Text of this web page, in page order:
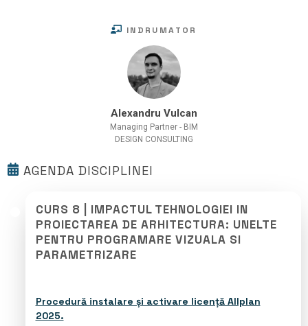
INDRUMATOR
Alexandru Vulcan
Managing Partner - BIM
DESIGN CONSULTING
AGENDA DISCIPLINEI
CURS 8 | IMPACTUL TEHNOLOGIEI IN
PROIECTAREA DE ARHITECTURA: UNELTE
PENTRU PROGRAMARE VIZUALA SI
PARAMETRIZARE
Procedură instalare și activare licență Allplan
2025.